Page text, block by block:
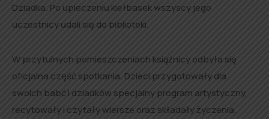
Dziadka. Po upieczeniu kiełbasek wszyscy jego
uczestnicy udali się do biblioteki.
W przytulnych pomieszczeniach książnicy odbyła się
oficjalna część spotkania. Dzieci przygotowały dla
swoich babć i dziadków specjalny program artystyczny,
recytowały i czytały wiersze oraz składały życzenia.